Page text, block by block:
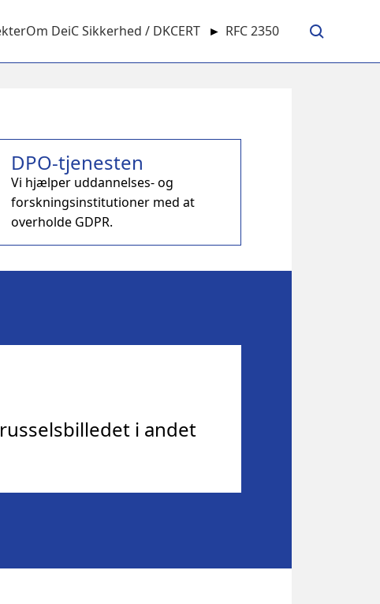
Om DeiC Sikkerhed / DKCERT ► RFC 2350
DPO-tjenesten
Vi hjælper uddannelses- og
forskningsinstitutioner med at
overholde GDPR.
i andet